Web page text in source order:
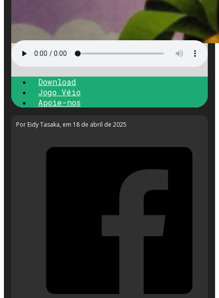
Download
Jogo Véio
Apoie-nos
Por Eidy Tasaka, em 18 de abril de 2025